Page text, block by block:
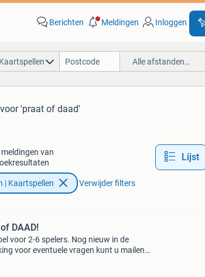
Berichten Meldingen Inloggen
Alle afstanden…
voor 'praat of daad'
van
Lijst
| Kaartspellen Verwijder filters
Praat! of DAAD!
voor 2-6 spelers. Nog nieuw in de
voor eventuele vragen kunt u mailen